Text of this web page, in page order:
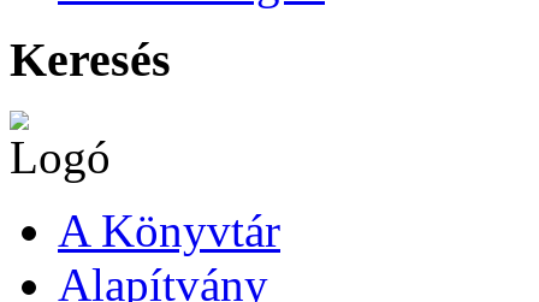
Keresés
A Könyvtár
Alapítvány